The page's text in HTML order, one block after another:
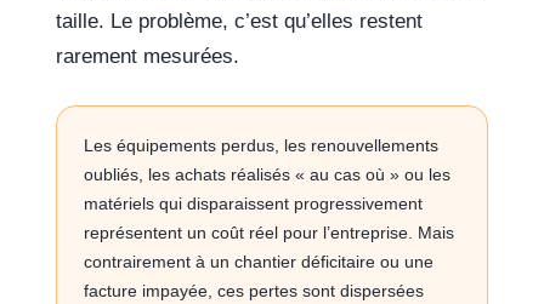
taille. Le problème, c’est qu’elles restent
rarement mesurées.
Les équipements perdus, les renouvellements
oubliés, les achats réalisés « au cas où » ou les
matériels qui disparaissent progressivement
représentent un coût réel pour l’entreprise. Mais
contrairement à un chantier déficitaire ou une
facture impayée, ces pertes sont dispersées